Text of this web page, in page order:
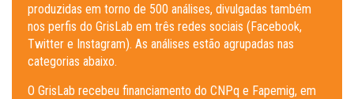
produzidas em torno de 500 análises, divulgadas também
nos perfis do GrisLab em três redes sociais (Facebook,
Twitter e Instagram). As análises estão agrupadas nas
categorias abaixo.
O GrisLab recebeu financiamento do CNPq e Fapemig, em